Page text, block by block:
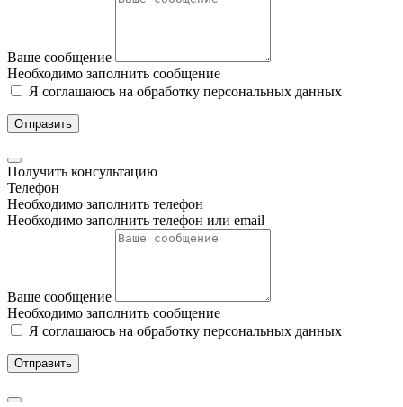
Ваше сообщение
Необходимо заполнить сообщение
Я соглашаюсь на обработку персональных данных
Отправить
Получить консультацию
Телефон
Необходимо заполнить телефон
Необходимо заполнить телефон или email
Ваше сообщение
Необходимо заполнить сообщение
Я соглашаюсь на обработку персональных данных
Отправить